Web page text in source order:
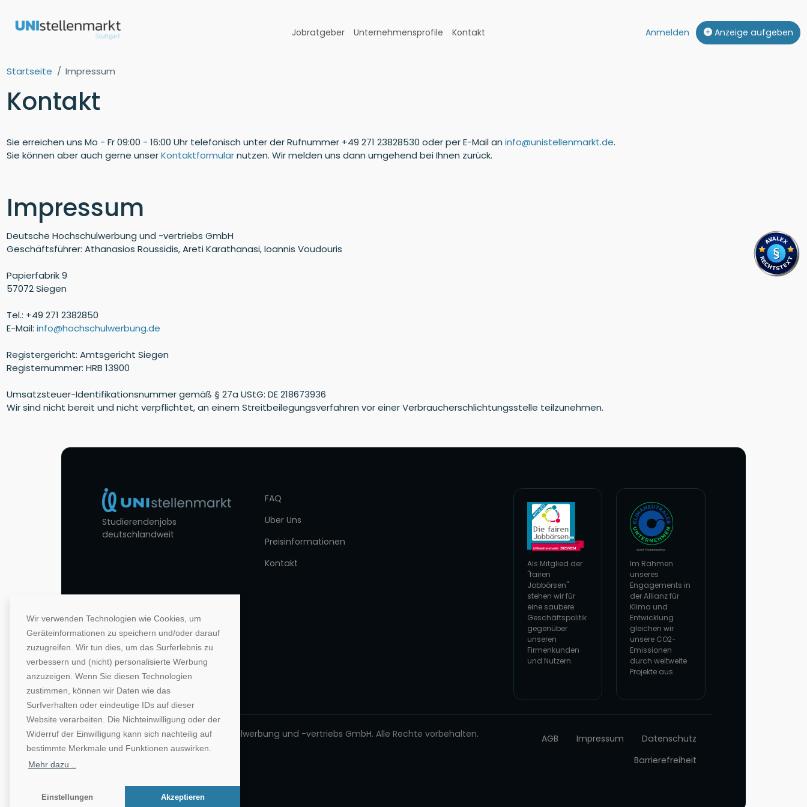
Wir verwenden Technologien wie Cookies, um
Geräteinformationen zu speichern und/oder darauf
zuzugreifen. Wir tun dies, um das Surferlebnis zu
verbessern und (nicht) personalisierte Werbung
anzuzeigen. Wenn Sie diesen Technologien
zustimmen, können wir Daten wie das
Surfverhalten oder eindeutige IDs auf dieser
Website verarbeiten. Die Nichteinwilligung oder der
Widerruf der Einwilligung kann sich nachteilig auf
bestimmte Merkmale und Funktionen auswirken.
Mehr dazu ..
Einstellungen Akzeptieren
Jobratgeber Unternehmensprofile Kontakt Anmelden Anzeige aufgeben
Startseite Impressum
Kontakt
Sie erreichen uns Mo - Fr 09:00 - 16:00 Uhr telefonisch unter der Rufnummer +49 271 23828530 oder per E-Mail aninfo@unistellenmarkt.de.
Sie können aber auch gerne unserKontaktformularnutzen. Wir melden uns dann umgehend bei Ihnen zurück.
Impressum
Deutsche Hochschulwerbung und -vertriebs GmbH
Geschäftsführer: Athanasios Roussidis, Areti Karathanasi, Ioannis Voudouris
Papierfabrik 9
57072 Siegen
Tel.: +49 271 2382850
E-Mail:info@hochschulwerbung.de
Registergericht: Amtsgericht Siegen
Registernummer: HRB 13900
Umsatzsteuer-Identifikationsnummer gemäß § 27a UStG: DE 218673936
Wir sind nicht bereit und nicht verpflichtet, an einem Streitbeilegungsverfahren vor einer Verbraucherschlichtungsstelle teilzunehmen.
Studierendenjobs
deutschlandweit
FAQ
Über Uns
Preisinformationen
Kontakt
Als Mitglied der
"fairen
Jobbörsen"
stehen wir für
eine saubere
Geschäftspolitik
gegenüber
unseren
Firmenkunden
und Nutzern.
Im Rahmen
unseres
Engagements in
der Allianz für
Klima und
Entwicklung
gleichen wir
unsere CO2-
Emissionen
durch weltweite
Projekte aus.
Zur Website von Climate Extender:
©1996-2026 Deutsche Hochschulwerbung und -vertriebs GmbH. Alle Rechte vorbehalten. AGB Impressum
Datenschutz
Barrierefreiheit